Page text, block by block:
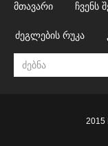
მთავარი ჩვენს
ძეგლების რუკა
2015